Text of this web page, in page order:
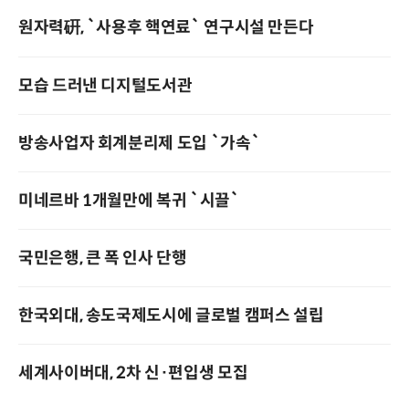
원자력硏, `사용후 핵연료` 연구시설 만든다
모습 드러낸 디지털도서관
방송사업자 회계분리제 도입 `가속`
미네르바 1개월만에 복귀 `시끌`
국민은행, 큰 폭 인사 단행
한국외대, 송도국제도시에 글로벌 캠퍼스 설립
세계사이버대, 2차 신·편입생 모집